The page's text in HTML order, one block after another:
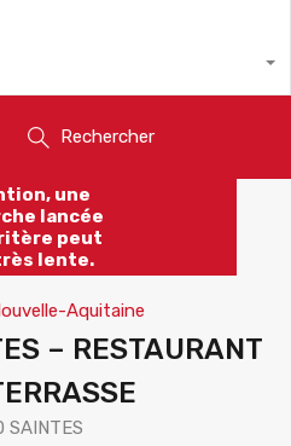
Rechercher
une
lancée
peut
lente.
Aquitaine
– RESTAURANT
SAINTES